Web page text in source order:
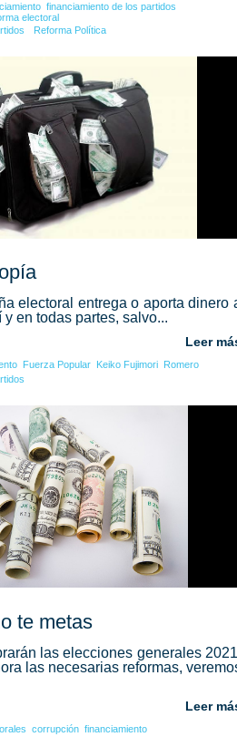
financiamiento de los partidos
electoral
Reforma Política
electoral entrega o aporta dinero
en todas partes, salvo...
Leer
Fuerza Popular Keiko Fujimori Romero
te metas
las elecciones generales
las necesarias reformas,
Leer
corrupción financiamiento